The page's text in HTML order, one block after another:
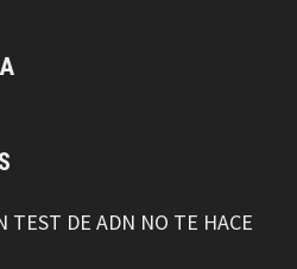
DE ADN NO TE HACE